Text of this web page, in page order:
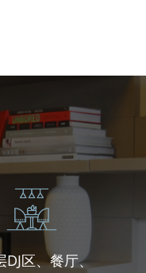
DJ区、餐厅、